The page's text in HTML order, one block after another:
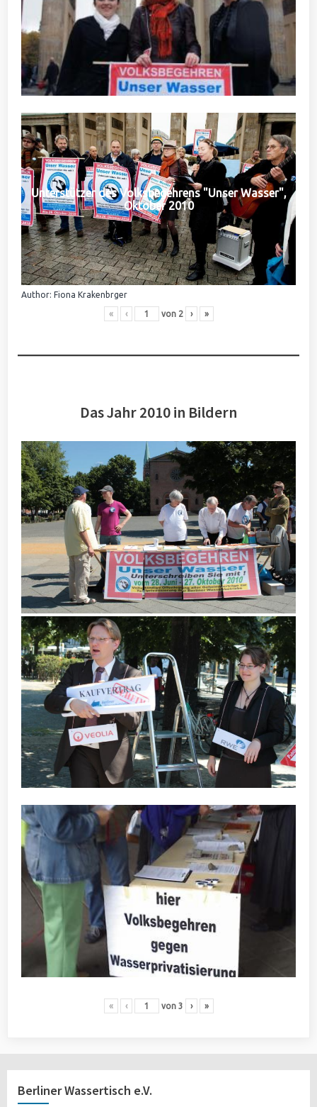
Unterstützer des Volksbegehrens "Unser Wasser",
Oktober 2010
Author: Fiona Krakenbrger
« ‹ von 2 › »
Das Jahr 2010 in Bildern
« ‹ von 3 › »
Berliner Wassertisch e.V.